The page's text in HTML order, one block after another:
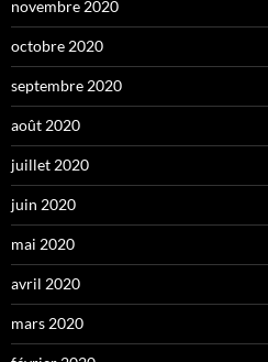
novembre 2020
octobre 2020
septembre 2020
août 2020
juillet 2020
juin 2020
mai 2020
avril 2020
mars 2020